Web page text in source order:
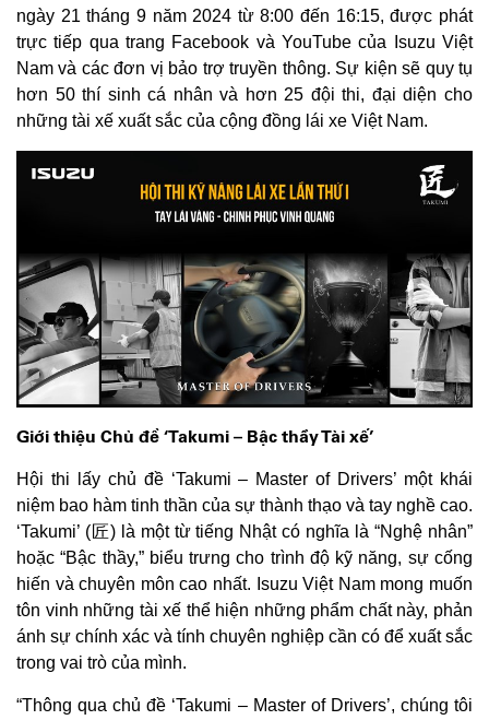
ngày 21 tháng 9 năm 2024 từ 8:00 đến 16:15, được phát
trực tiếp qua trang Facebook và YouTube của Isuzu Việt
Nam và các đơn vị bảo trợ truyền thông. Sự kiện sẽ quy tụ
hơn 50 thí sinh cá nhân và hơn 25 đội thi, đại diện cho
những tài xế xuất sắc của cộng đồng lái xe Việt Nam.
Giới thiệu Chủ đề ‘Takumi – Bậc thầy Tài xế’
Hội thi lấy chủ đề ‘Takumi – Master of Drivers’ một khái
niệm bao hàm tinh thần của sự thành thạo và tay nghề cao.
‘Takumi’ (匠) là một từ tiếng Nhật có nghĩa là “Nghệ nhân”
hoặc “Bậc thầy,” biểu trưng cho trình độ kỹ năng, sự cống
hiến và chuyên môn cao nhất. Isuzu Việt Nam mong muốn
tôn vinh những tài xế thể hiện những phẩm chất này, phản
ánh sự chính xác và tính chuyên nghiệp cần có để xuất sắc
trong vai trò của mình.
“Thông qua chủ đề ‘Takumi – Master of Drivers’, chúng tôi